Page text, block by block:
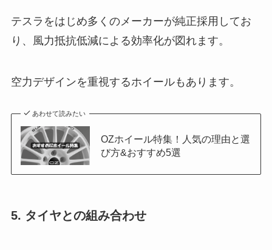
テスラをはじめ多くのメーカーが純正採用してお
り、風力抵抗低減による効率化が図れます。
空力デザインを重視するホイールもあります。
あわせて読みたい
OZホイール特集！人気の理由と選
び方&おすすめ5選
5. タイヤとの組み合わせ